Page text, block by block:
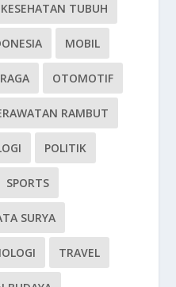
KESEHATAN TUBUH
MOBIL
OTOMOTIF
RAMBUT
POLITIK
SPORTS
SURYA
TRAVEL